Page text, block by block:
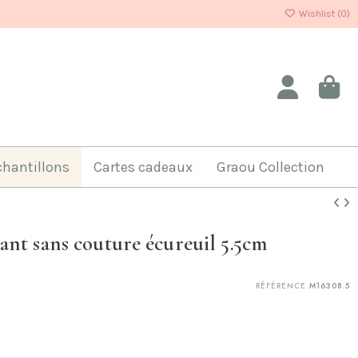
Wishlist (0)
Cartes cadeaux Graou Collection
sans couture écureuil 5.5cm
RÉFÉRENCE M16308.5